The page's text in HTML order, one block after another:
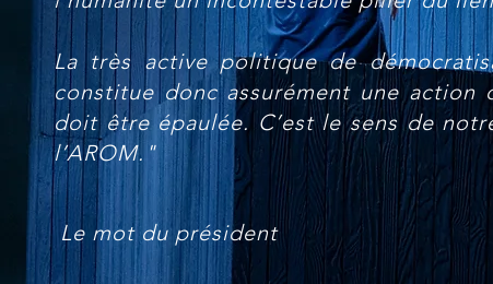
La très active politique de
constitue donc assurément une
doit être épaulée. C’est le sens de
l’AROM."
Le mot du président